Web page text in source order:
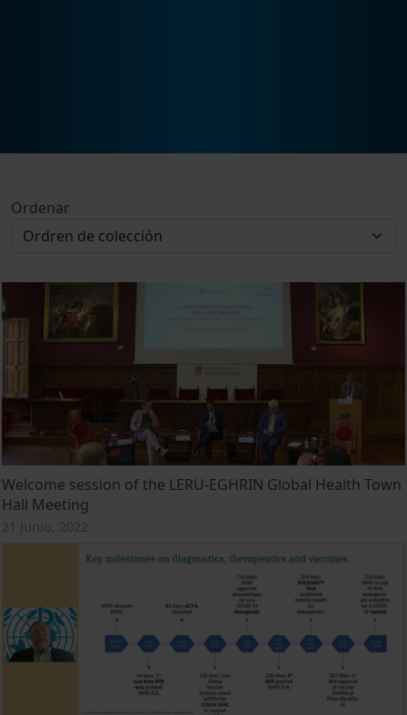
Ordenar
Welcome session of the LERU-EGHRIN Global Health Town
Hall Meeting
21 Junio, 2022